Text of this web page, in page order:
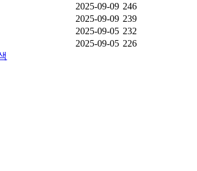
2025-09-09 246
2025-09-09 239
2025-09-05 232
2025-09-05 226